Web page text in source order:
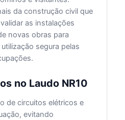
da construção civil que
as instalações
novas obras para
segura pelas
no Laudo NR10
de circuitos elétricos e
evitando